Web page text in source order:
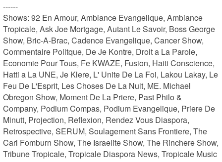
------
Shows: 92 En Amour, Ambiance Evangelique, Ambiance
Tropicale, Ask Joe Mortgage, Autant Le Savoir, Boss George
Show, Bric-A-Brac, Cadence Evangelique, Cancer Show,
Commentaire Politque, De Je Kontre, Droit a La Parole,
Economie Pour Tous, Fe KWAZE, Fusion, Haiti Conscience,
Hatti a La UNE, Je Klere, L' Unite De La Foi, Lakou Lakay, Le
Feu De L'Esprit, Les Choses De La Nuit, ME. Michael
Obregon Show, Moment De La Priere, Past Philo &
Company, Podium Compas, Podium Evangelique, Priere De
Minutt, Projection, Reflexion, Rendez Vous Diaspora,
Retrospective, SERUM, Soulagement Sans Frontiere, The
Carl Fomburn Show, The Israelite Show, The Rinchere Show,
Tribune Tropicale, Tropicale Diaspora News, Tropicale Music